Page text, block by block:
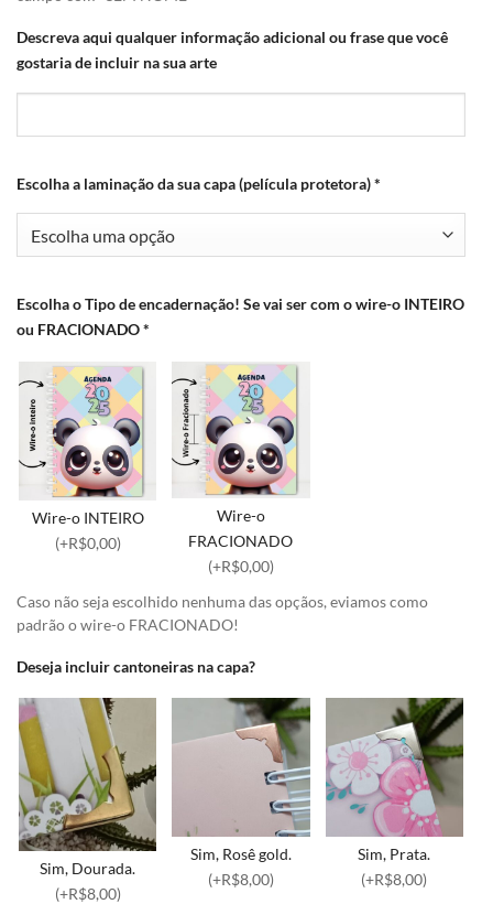
Descreva aqui qualquer informação adicional ou frase que você
gostaria de incluir na sua arte
Escolha a laminação da sua capa (película protetora)*
Escolha o Tipo de encadernação! Se vai ser com o wire-o INTEIRO
ou FRACIONADO*
Wire-o INTEIRO
(+R$0,00)
Wire-o
FRACIONADO
(+R$0,00)
Caso não seja escolhido nenhuma das opçãos, eviamos como
padrão o wire-o FRACIONADO!
Deseja incluir cantoneiras na capa?
Sim, Dourada.
(+R$8,00)
Sim, Rosê gold.
(+R$8,00)
Sim, Prata.
(+R$8,00)